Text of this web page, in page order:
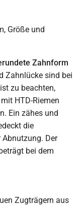
Größe und
Zahnform
Zahnlücke sind bei
zu beachten,
HTD-Riemen
Ein zähes und
die
Der
bei dem